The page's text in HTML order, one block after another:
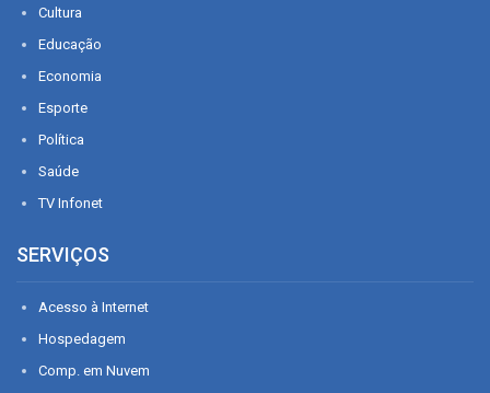
Cultura
Educação
Economia
Esporte
Política
Saúde
TV Infonet
SERVIÇOS
Acesso à Internet
Hospedagem
Comp. em Nuvem